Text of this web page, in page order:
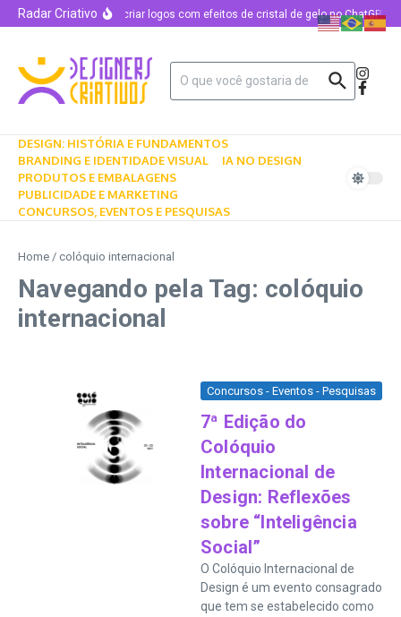
Radar CriativoComo criar logos com efeitos de cristal de gelo no ChatGPT
DESIGN: HISTÓRIA E FUNDAMENTOS
BRANDING E IDENTIDADE VISUAL
IA NO DESIGN
PRODUTOS E EMBALAGENS
PUBLICIDADE E MARKETING
CONCURSOS, EVENTOS E PESQUISAS
Home / colóquio internacional
Navegando pela Tag: colóquio
internacional
Concursos - Eventos - Pesquisas
7ª Edição do
Colóquio
Internacional de
Design: Reflexões
sobre “Inteligência
Social”
O Colóquio Internacional de
Design é um evento consagrado
que tem se estabelecido como